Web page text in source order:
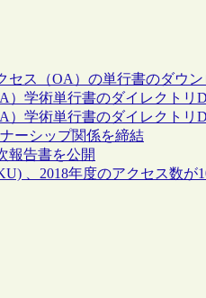
セス（OA）の単行書のダウ
）学術単行書のダイレクトリ
）学術単行書のダイレクトリ
ーシップ関係を締結
報告書を公開
、2018年度のアクセス数